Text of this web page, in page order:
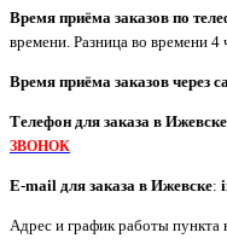
Время приёма заказов по
времени. Разница во времени 4
Время приёма заказов через
Телефон для заказа в Ижевск
ЗВОНОК
E-mail для заказа в Ижевске:
Адрес и график работы пункта